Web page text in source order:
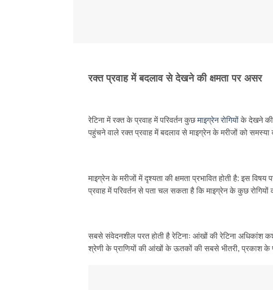
रक्त प्रवाह में बदलाव से देखने की क्षमता पर असर
रेटिना में रक्त के प्रवाह में परिवर्तन कुछमाइग्रेन रोगियों के देखने की
पहुंचने वाले रक्त प्रवाह में बदलाव से माइग्रेन के मरीजों को समस्या
माइग्रेन के मरीजों में दृश्यता की क्षमता प्रभावित होती है: इस
प्रवाह में परिवर्तन से पता चल सकता है कि माइग्रेन के कुछ
सबसे संवेदनशील परत होती है रेटिनाः आंखों की रेटिना
श्रेणी के प्राणियों की आंखों के ऊतकों की सबसे भीतरी, प्रकाश के